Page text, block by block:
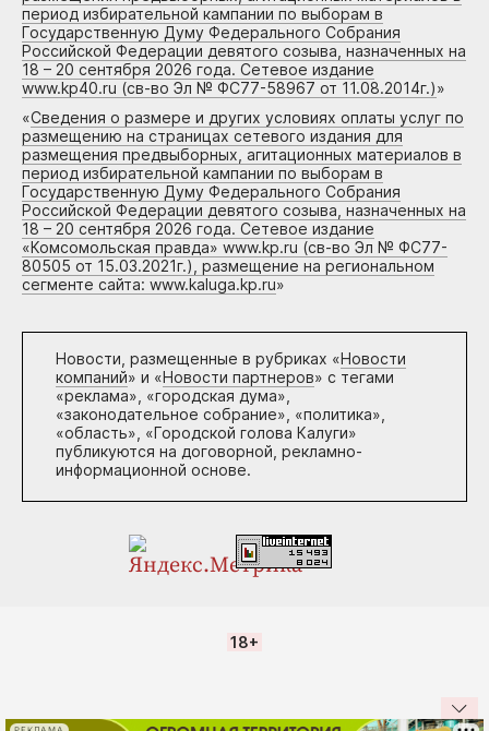
период избирательной кампании по выборам в
Государственную Думу Федерального Собрания
Российской Федерации девятого созыва, назначенных на
18 – 20 сентября 2026 года. Сетевое издание
www.kp40.ru (св-во Эл № ФС77-58967 от 11.08.2014г.)»
«Сведения о размере и других условиях оплаты услуг по
размещению на страницах сетевого издания для
размещения предвыборных, агитационных материалов в
период избирательной кампании по выборам в
Государственную Думу Федерального Собрания
Российской Федерации девятого созыва, назначенных на
18 – 20 сентября 2026 года. Сетевое издание
«Комсомольская правда» www.kp.ru (св-во Эл № ФС77-
80505 от 15.03.2021г.), размещение на региональном
сегменте сайта: www.kaluga.kp.ru»
Новости, размещенные в рубриках «Новости
компаний» и «Новости партнеров» с тегами
«реклама», «городская дума»,
«законодательное собрание», «политика»,
«область», «Городской голова Калуги»
публикуются на договорной, рекламно-
информационной основе.
18+